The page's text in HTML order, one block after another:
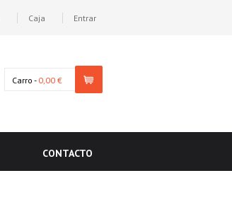
Caja Entrar
Carro - 0,00 €
CONTACTO